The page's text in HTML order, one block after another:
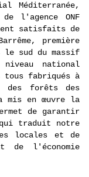
Méditerranée,
l'agence ONF
satisfaits de
première
le sud du massif
national
tous fabriqués à
des forêts des
mis en œuvre la
de garantir
traduit notre
locales et de
de l'économie